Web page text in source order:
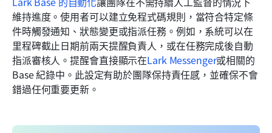
維持進度。使用者可以建立免程式碼規則，當符合特定條
件時觸發通知、狀態變更或指派任務。例如，系統可以在
里程碑截止日期前兩天提醒負責人，或在任務完成後自動
指派審核人。提醒會直接顯示在Lark Messenger或相關的
Base 紀錄中。此設定有助於團隊保持責任感，並確保不會
錯過任何重要更新。